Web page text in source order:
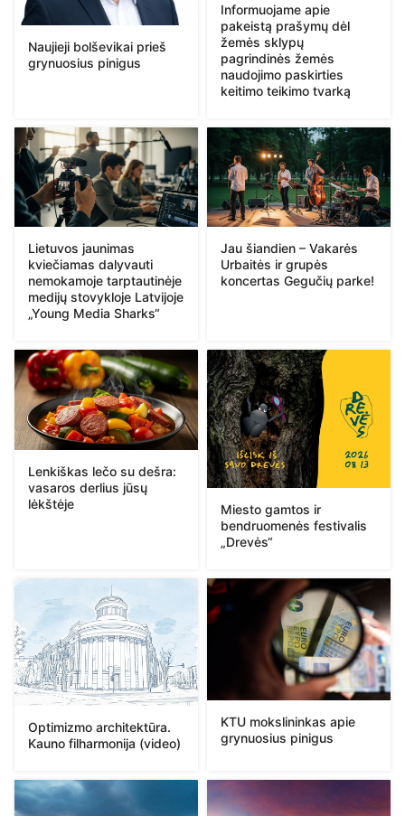
Naujieji bolševikai prieš
grynuosius pinigus
Informuojame apie
pakeistą prašymų dėl
žemės sklypų
pagrindinės žemės
naudojimo paskirties
keitimo teikimo tvarką
Lietuvos jaunimas
kviečiamas dalyvauti
nemokamoje tarptautinėje
medijų stovykloje Latvijoje
„Young Media Sharks“
Jau šiandien – Vakarės
Urbaitės ir grupės
koncertas Gegučių parke!
Lenkiškas lečo su dešra:
vasaros derlius jūsų
lėkštėje
Miesto gamtos ir
bendruomenės festivalis
„Drevės“
Optimizmo architektūra.
Kauno filharmonija (video)
KTU mokslininkas apie
grynuosius pinigus